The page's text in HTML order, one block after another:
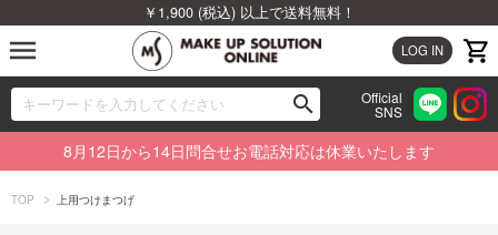
￥1,900 (税込) 以上で送料無料！
LOG IN
menu
search
00
Official
SNS
ブランドから探す
カテゴリから探す
8月12日から14日問合せお電話対応は休業いたします
TOP 上用つけまつげ